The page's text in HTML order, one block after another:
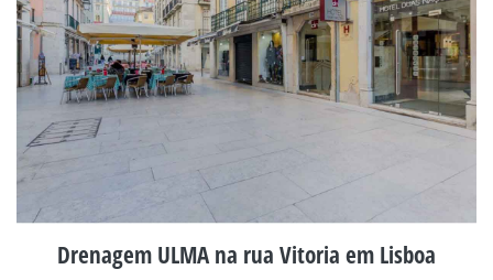
Drenagem ULMA na rua Vitoria em Lisboa